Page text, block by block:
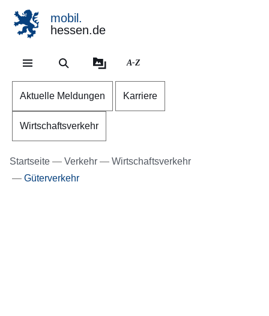
mobil.
hessen.de
A-Z
Aktuelle Meldungen Karriere
Wirtschaftsverkehr
Startseite Verkehr
Wirtschaftsverkehr
Güterverkehr